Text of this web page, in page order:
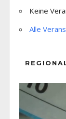
Keine
Alle